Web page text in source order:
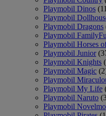
Playmobil Dinos
Playmobil
Playmobil Dragons
Playmobil
Playmobil Horses
Playmobil Junior
Playmobil Knights
Playmobil Magic
Playmobil
Playmobil My Life
Playmobil Naruto
Playmobil